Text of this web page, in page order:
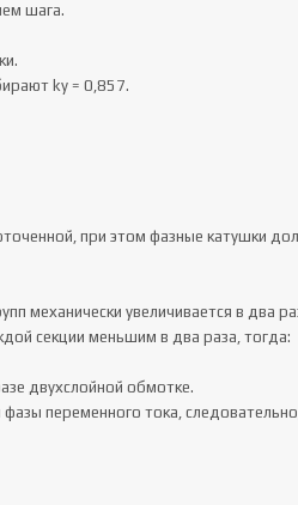
шага.
kу = 0,857.
при этом фазные катушки
механически увеличивается в два
секции меньшим в два раза, тогда:
двухслойной обмотке.
переменного тока,